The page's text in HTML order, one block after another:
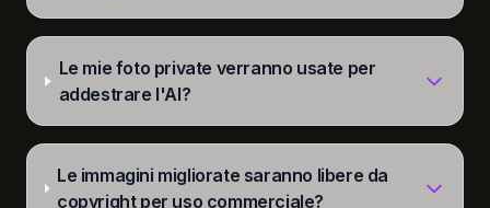
Le mie foto private verranno usate per
addestrare l'AI?
Le immagini migliorate saranno libere da
copyright per uso commerciale?